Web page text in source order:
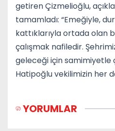
getiren Çizmelioğlu,
tamamladı: “Emeğiyle,
kattıklarıyla ortada olan
çalışmak nafiledir.
geleceği için samimiyetle
Hatipoğlu vekilimizin her
YORUMLAR